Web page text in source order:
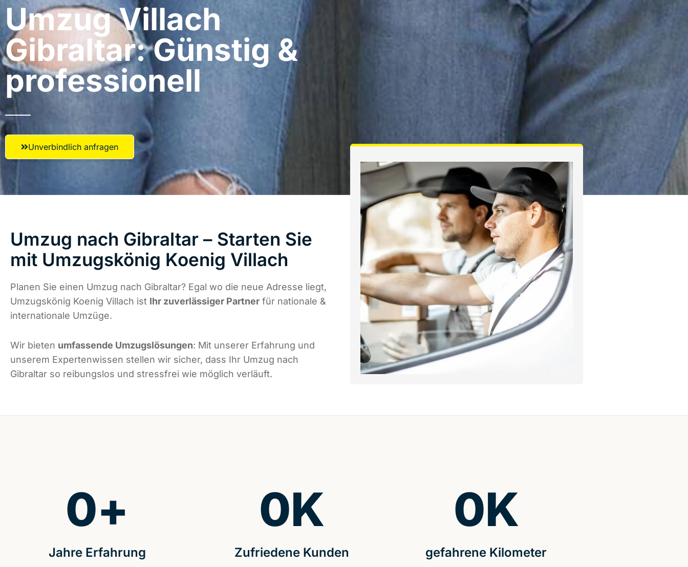
Umzug Villach​
Gibraltar: Günstig &
professionell​
Unverbindlich anfragen
Umzug nach Gibraltar – Starten Sie
mit Umzugskönig Koenig Villach
Planen Sie einen Umzug nach Gibraltar? Egal wo die neue Adresse liegt,
Umzugskönig Koenig Villach ist Ihr zuverlässiger Partner für nationale &
internationale Umzüge.
Wir bieten umfassende Umzugslösungen: Mit unserer Erfahrung und
unserem Expertenwissen stellen wir sicher, dass Ihr Umzug nach
Gibraltar so reibungslos und stressfrei wie möglich verläuft.
Jahre Erfahrung
0+
Zufriedene Kunden
0K
gefahrene Kilometer
0K